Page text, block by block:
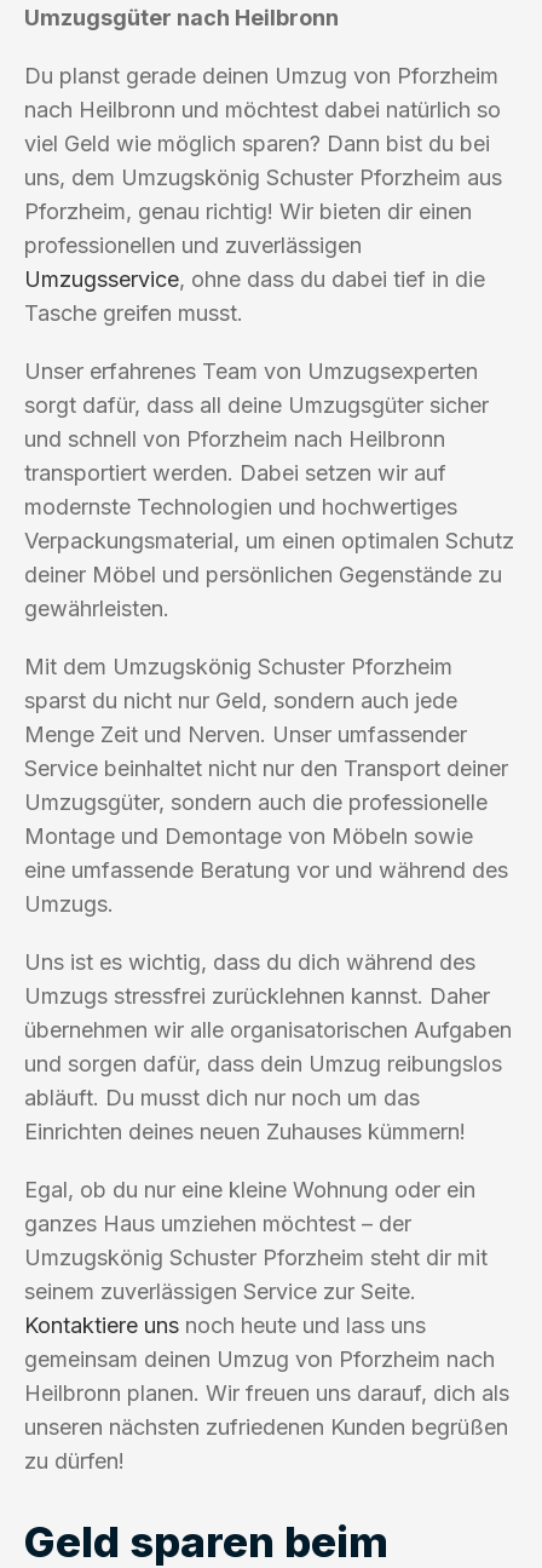
Umzugsgüter nach Heilbronn
Du planst gerade deinen Umzug von Pforzheim
nach Heilbronn und möchtest dabei natürlich so
viel Geld wie möglich sparen? Dann bist du bei
uns, dem Umzugskönig Schuster Pforzheim aus
Pforzheim, genau richtig! Wir bieten dir einen
professionellen und zuverlässigen
Umzugsservice, ohne dass du dabei tief in die
Tasche greifen musst.
Unser erfahrenes Team von Umzugsexperten
sorgt dafür, dass all deine Umzugsgüter sicher
und schnell von Pforzheim nach Heilbronn
transportiert werden. Dabei setzen wir auf
modernste Technologien und hochwertiges
Verpackungsmaterial, um einen optimalen Schutz
deiner Möbel und persönlichen Gegenstände zu
gewährleisten.
Mit dem Umzugskönig Schuster Pforzheim
sparst du nicht nur Geld, sondern auch jede
Menge Zeit und Nerven. Unser umfassender
Service beinhaltet nicht nur den Transport deiner
Umzugsgüter, sondern auch die professionelle
Montage und Demontage von Möbeln sowie
eine umfassende Beratung vor und während des
Umzugs.
Uns ist es wichtig, dass du dich während des
Umzugs stressfrei zurücklehnen kannst. Daher
übernehmen wir alle organisatorischen Aufgaben
und sorgen dafür, dass dein Umzug reibungslos
abläuft. Du musst dich nur noch um das
Einrichten deines neuen Zuhauses kümmern!
Egal, ob du nur eine kleine Wohnung oder ein
ganzes Haus umziehen möchtest – der
Umzugskönig Schuster Pforzheim steht dir mit
seinem zuverlässigen Service zur Seite.
Kontaktiere uns noch heute und lass uns
gemeinsam deinen Umzug von Pforzheim nach
Heilbronn planen. Wir freuen uns darauf, dich als
unseren nächsten zufriedenen Kunden begrüßen
zu dürfen!
Geld sparen beim